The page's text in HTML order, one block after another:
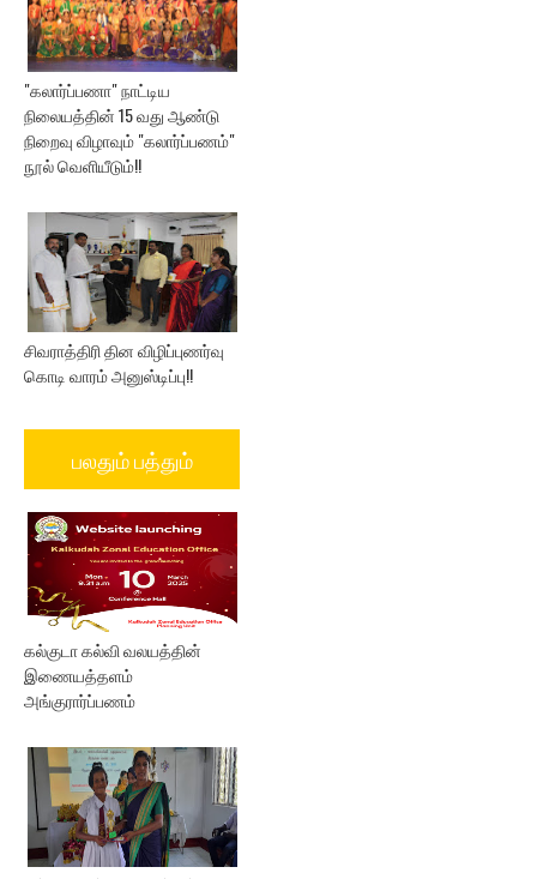
"கலார்ப்பணா" நாட்டிய
நிலையத்தின் 15 வது ஆண்டு
நிறைவு விழாவும் "கலார்ப்பணம்"
நூல் வெளியீடும்!!
சிவராத்திரி தின விழிப்புணர்வு
கொடி வாரம் அனுஸ்டிப்பு!!
பலதும் பத்தும்
கல்குடா கல்வி வலயத்தின்
இணையத்தளம்
அங்குரார்ப்பணம்